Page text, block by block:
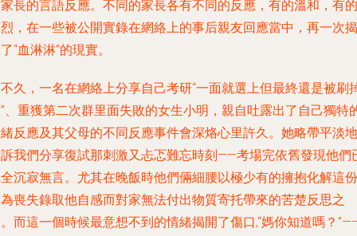
長的言語反應。不同的家長各有不同的反應，有的溫和，有的
，在一些被公開實錄在網絡上的事后親友回應當中，再一次揭
“血淋淋”的現實。
久，一名在網絡上分享自己考研“一面就選上但最終還是被刷
、重獲第二次群里面失敗的女生小明，親自吐露出了自己獨特
反應及其父母的不同反應事件會深烙心里許久。她略帶平淡地
我們分享復試那刺激又忐忑難忘時刻——考場完依舊發現他們
沉寂無言。尤其在晚飯時他們倆細腰以極少有的擁抱化解這份
喪失錄取他自感而對家無法付出物質寄托帶來的苦楚反思之
而這一個時候最意想不到的情緒揭開了傷口,“媽你知道嗎？